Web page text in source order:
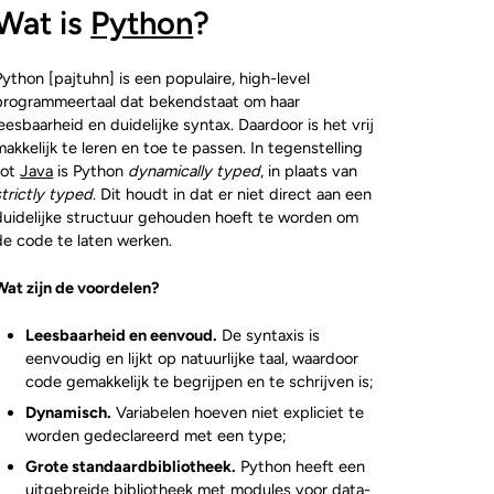
is Python?
[pajtuhn] is een populaire, high-level
dat bekendstaat om haar
en duidelijke syntax. Daardoor is het vrij
te leren en toe te passen. In tegenstelling
Java is Python dynamically typed, in plaats van
typed. Dit houdt in dat er niet direct aan een
structuur gehouden hoeft te worden om
code te laten werken.
zijn de voordelen?
Leesbaarheid en eenvoud. De syntaxis is
eenvoudig en lijkt op natuurlijke taal, waardoor
code gemakkelijk te begrijpen en te schrijven is;
Dynamisch. Variabelen hoeven niet expliciet te
worden gedeclareerd met een type;
Grote standaardbibliotheek. Python heeft een